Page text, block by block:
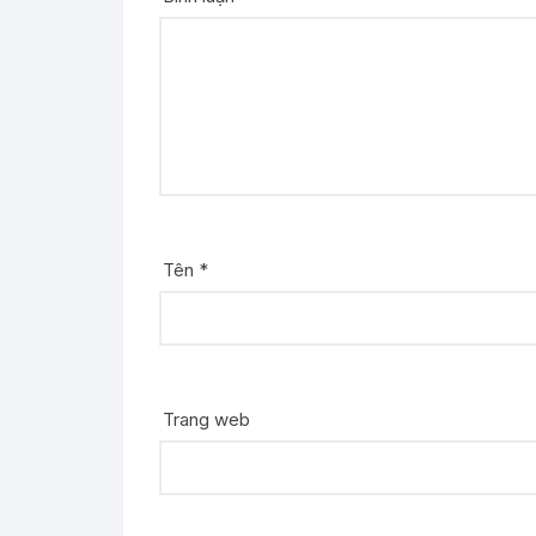
Tên *
Trang web